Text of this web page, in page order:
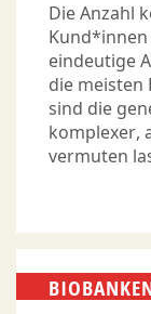
Die Anzahl
Kund*innen
eindeutige
die meisten
sind die
komplexer,
vermuten